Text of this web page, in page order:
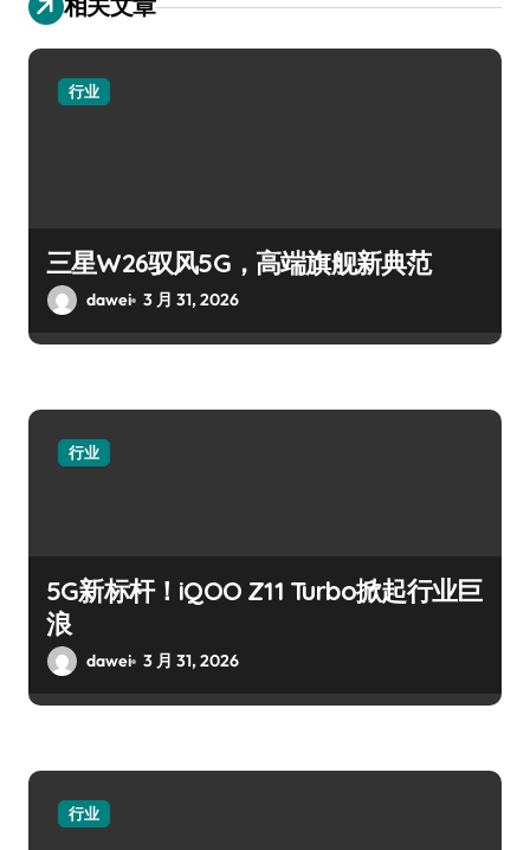
行业
三星W26驭风5G，高端旗舰新典范
dawei 3 月 31, 2026
行业
5G新标杆！iQOO Z11 Turbo掀起行业巨
浪
dawei 3 月 31, 2026
行业